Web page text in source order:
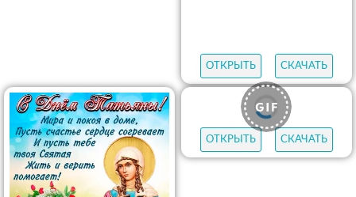
ОТКРЫТЬ СКАЧАТЬ